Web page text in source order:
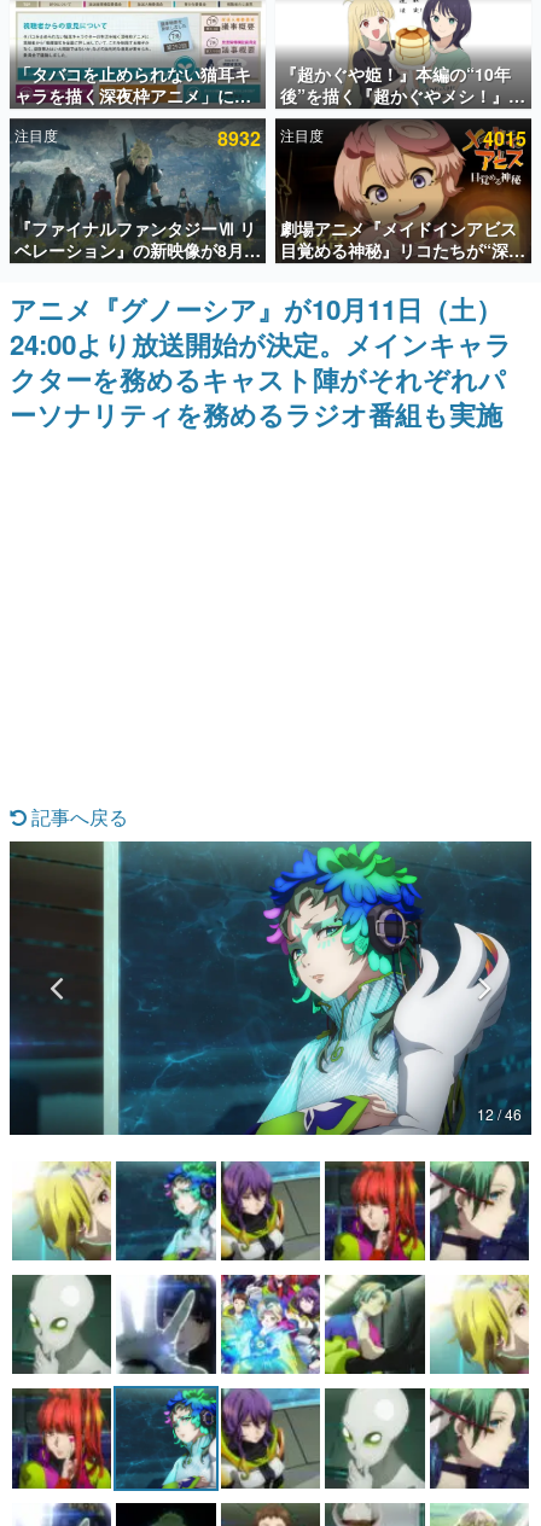
ゲームの企画書
名作ゲームクリエイターの方々に製作時のエピソードをお
聞きし、ヒットする企画（ゲーム）とは何か？を探ってい
きます。
赫本
この物語を解いてはいけない。『赫本』は、〈試験問題〉
の形をした短編ホラー小説集です。
新世代に訊く
これからのデジタルゲーム市場を担う若きクリエイター達
の姿を追い、彼らのルーツと情熱を探っていきます。
ゲーム世代の作家たち
ゲームに多大な影響を受けた作家さんに取材し、ゲームが
日本のコンテンツ産業やカルチャーに与えた影響を探る企
画です。
日本モバイルゲーム産業史
日本のモバイルゲーム史における主要なトピック・タイト
カテゴリ
特集記事
マンガ
アプリレビュー
その他
電ファミニコゲーマーとは？
運営：株式会社マレ
「タバコを止められない猫耳キ
ャラを描く深夜枠アニメ」に視
聴者の一部から批判意見。違法
薬物の使用と思しき描写も含め
て、BPOが議論を交わす
『超かぐや姫！』本編の“10年
後”を描く『超かぐやメシ！』
Web連載決定。新たなWebマン
ガレーベル「ビビビコミック」
にて特別話が掲載スタート、あ
のお話には…まだ続きがある！
注目度 8932
『ファイナルファンタジーⅦ リ
ベレーション』の新映像が8月
26日早朝に公開へ。『FF7』リ
メイクシリーズの完結編、
「gamescom」のオープニング
ナイトライブにてディレクター
の浜口直樹氏が登壇する予定
注目度 4015
劇場アニメ『メイドインアビス
目覚める神秘』リコたちが“深界
七層”へ進む予告映像が公開。新
キャストも発表、テパステは諸
星すみれさん、クラヴァリは星
野貴紀さんが担当する
アニメ『グノーシア』が10月11日（土）
24:00より放送開始が決定。メインキャラ
クターを務めるキャスト陣がそれぞれパ
ーソナリティを務めるラジオ番組も実施
記事へ戻る
12 / 46